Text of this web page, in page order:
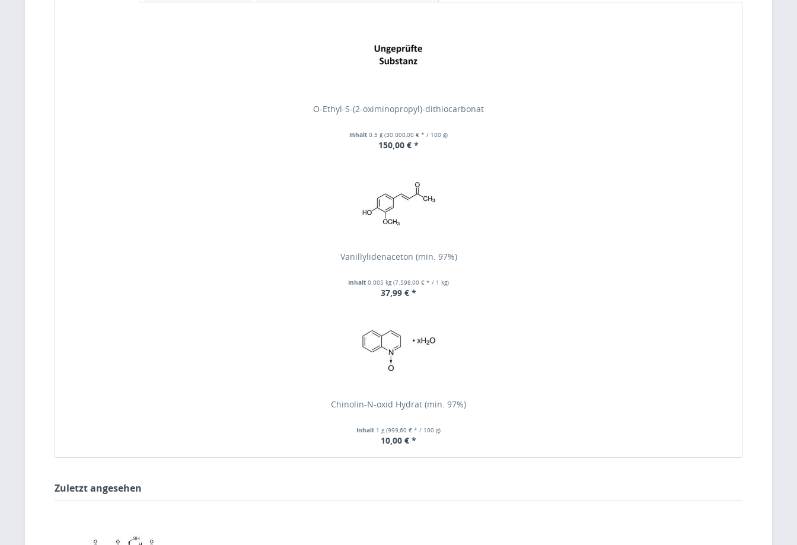
O-Ethyl-S-(2-oximinopropyl)-dithiocarbonat
Inhalt 0.5 g(30.000,00 € * / 100 g)
150,00 € *
Vanillylidenaceton (min. 97%)
Inhalt 0.005 kg(7.598,00 € * / 1 kg)
37,99 € *
Chinolin-N-oxid Hydrat (min. 97%)
Inhalt 1 g(999,60 € * / 100 g)
10,00 € *
Zuletzt angesehen